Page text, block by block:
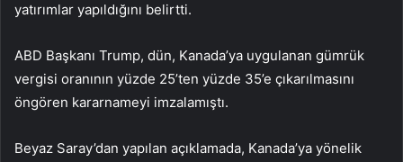
yatırımlar yapıldığını belirtti.
ABD Başkanı Trump, dün, Kanada’ya uygulanan gümrük
vergisi oranının yüzde 25’ten yüzde 35’e çıkarılmasını
öngören kararnameyi imzalamıştı.
Beyaz Saray’dan yapılan açıklamada, Kanada’ya yönelik